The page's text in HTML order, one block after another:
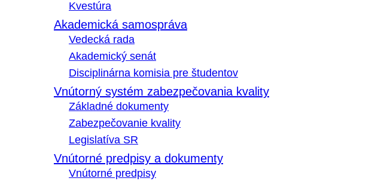
Kvestúra
Akademická samospráva
Vedecká rada
Akademický senát
Disciplinárna komisia pre študentov
Vnútorný systém zabezpečovania kvality
Základné dokumenty
Zabezpečovanie kvality
Legislatíva SR
Vnútorné predpisy a dokumenty
Vnútorné predpisy